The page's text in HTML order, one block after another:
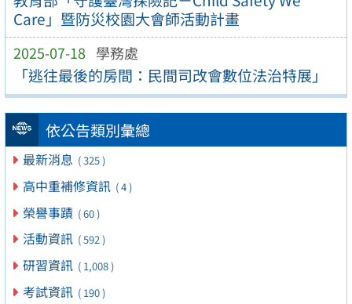
Care」暨防災校園大會師活動計畫
2025-07-18 學務處
「逃往最後的房間：民間司改會數位法治特展」
依公告類別彙總
最新消息 ( 325 )
高中重補修資訊 ( 4 )
榮譽事蹟 ( 60 )
活動資訊 ( 592 )
研習資訊 ( 1,008 )
考試資訊 ( 190 )